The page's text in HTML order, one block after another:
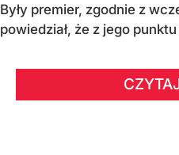
Były premier, zgodnie z
powiedział, że z jego